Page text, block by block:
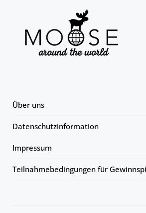
Über uns
Datenschutzinformation
Impressum
Teilnahmebedingungen für